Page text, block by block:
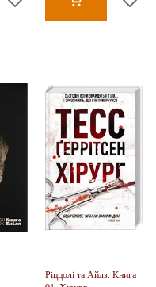
Ріццолі та Айлз. Книга